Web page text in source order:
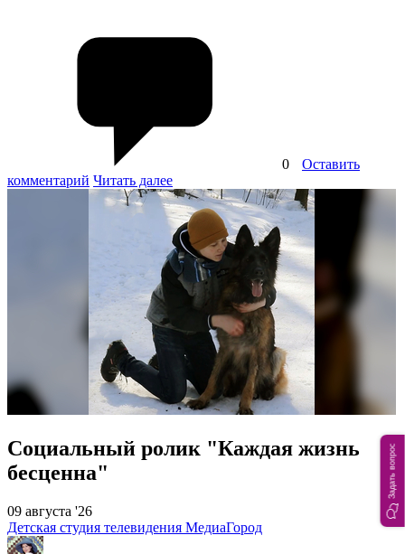
0
Оставить
комментарий Читать далее
Социальный ролик "Каждая жизнь
бесценна"
09 августа '26
Детская студия телевидения МедиаГород
Задать вопрос